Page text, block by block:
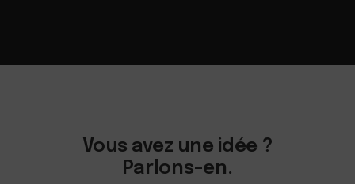
Vous avez une idée ?
Parlons-en.